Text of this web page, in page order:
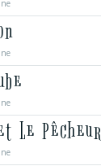
Le Pêcheur